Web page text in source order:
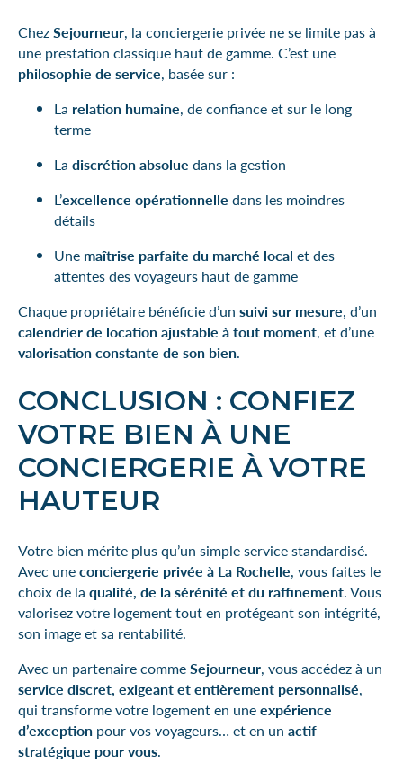
ChezSejourneur, la conciergerie privée ne se limite pas à
une prestation classique haut de gamme. C’est une
philosophie de service, basée sur :
La relation humaine, de confiance et sur le long
terme
La discrétion absolue dans la gestion
L’excellence opérationnelle dans les moindres
détails
Une maîtrise parfaite du marché local et des
attentes des voyageurs haut de gamme
Chaque propriétaire bénéficie d’un suivi sur mesure, d’un
calendrier de location ajustable à tout moment, et d’une
valorisation constante de son bien.
CONCLUSION : CONFIEZ
VOTRE BIEN À UNE
CONCIERGERIE À VOTRE
HAUTEUR
Votre bien mérite plus qu’un simple service standardisé.
Avec uneconciergerie privée à La Rochelle, vous faites le
choix de la qualité, de la sérénité et du raffinement. Vous
valorisez votre logement tout en protégeant son intégrité,
son image et sa rentabilité.
Avec un partenaire commeSejourneur, vous accédez à un
service discret, exigeant et entièrement personnalisé,
qui transforme votre logement en uneexpérience
d’exception pour vos voyageurs… et en un actif
stratégique pour vous.